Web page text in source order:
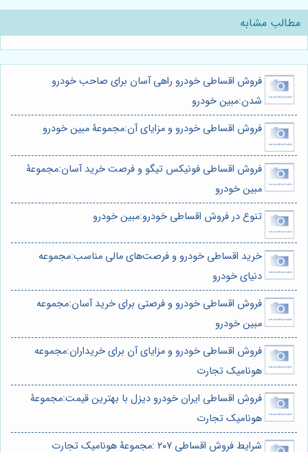
مطالب مشابه
فروش اقساطی خودرو راهی آسان برای صاحب خودرو
شدن:مبین خودرو
فروش اقساطی خودرو و مزایای آن:مجموعۀ مبین خودرو
فروش اقساطی فونیکس تیگو و فرصت خرید آسان:مجموعۀ
مبین خودرو
تنوع در فروش اقساطی خودرو:مبین خودرو
خرید اقساطی خودرو و فرصت‌های مالی مناسب:مجموعه
دنیای خودرو
فروش اقساطی خودرو و فرصتی برای خرید آسان:مجموعه
مبین خودرو
فروش اقساطی خودرو و مزایای آن برای خریداران:مجموعه
هونامیک تجارت
فروش اقساطی ایران خودرو دیزل با بهترین قیمت:مجموعۀ
هونامیک تجارت
شرایط فروش اقساطی ۲۰۷ :مجموعۀ هونامیک تجارت